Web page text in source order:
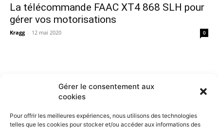
Gérer le consentement aux
cookies
Pour offrir les meilleures expériences, nous utilisons des technologies
telles que les cookies pour stocker et/ou accéder aux informations des
La télécommande FAAC XT4 868 SLH pour
gérer vos motorisations
Kragg - 12 mai 2020 0